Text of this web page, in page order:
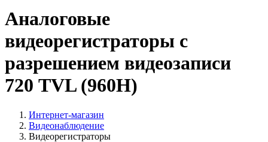
Аналоговые
видеорегистраторы с
разрешением видеозаписи
720 TVL (960H)
Интернет-магазин
Видеонаблюдение
Видеорегистраторы